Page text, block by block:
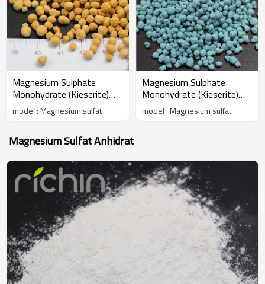
Magnesium Sulphate
Monohydrate (Kieserite)
warna granular
model : Magnesium sulfat
Magnesium Sulphate
Monohydrate (Kieserite)
warna granular
model : Magnesium sulfat
Magnesium Sulfat Anhidrat